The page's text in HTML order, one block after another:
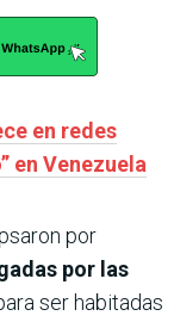
en redes
en Venezuela
por
por las
ser habitadas